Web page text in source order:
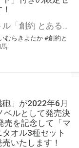
むらきよたか#創約と
砲」が2022年6月
ベルとして発売決
売を記念して「マ
オル3種セット
いたします！